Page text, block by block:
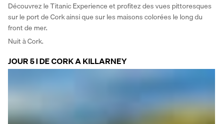
Découvrez le Titanic Experience et profitez des vues pittoresques
sur le port de Cork ainsi que sur les maisons colorées le long du
front de mer.
Nuit à Cork.
JOUR 5 I DE CORK A KILLARNEY